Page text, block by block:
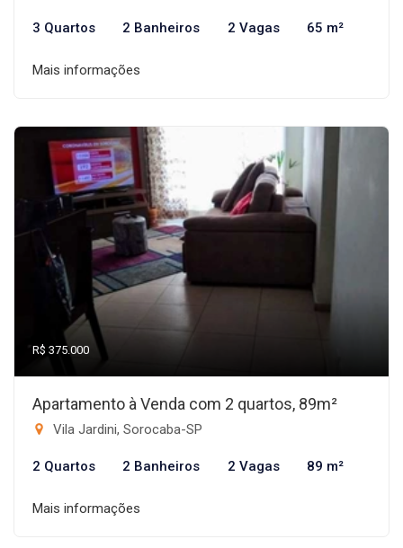
3 Quartos 2 Banheiros 2 Vagas 65 m²
Mais informações
R$ 375.000
Apartamento à Venda com 2 quartos, 89m²
Vila Jardini, Sorocaba-SP
2 Quartos 2 Banheiros 2 Vagas 89 m²
Mais informações